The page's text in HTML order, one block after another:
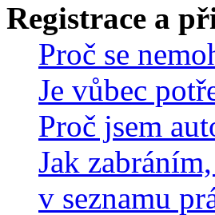
Registrace a
Proč se
Je vůbec
Proč jsem
Jak
v seznamu